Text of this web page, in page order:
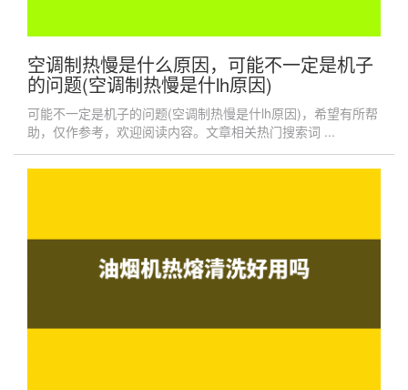
空调制热慢是什么原因，可能不一定是机子
的问题(空调制热慢是什lh原因)
可能不一定是机子的问题(空调制热慢是什lh原因)，希望有所帮
助，仅作参考，欢迎阅读内容。文章相关热门搜索词 ...